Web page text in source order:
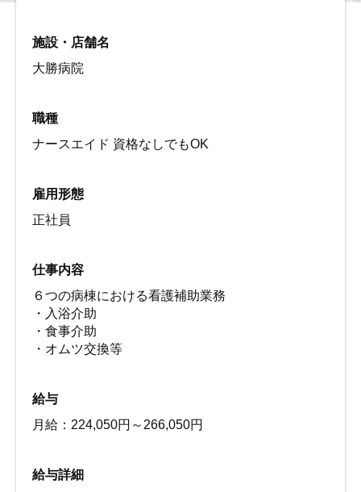
施設・店舗名
大勝病院
職種
ナースエイド 資格なしでもOK
雇用形態
正社員
仕事内容
６つの病棟における看護補助業務
・入浴介助
・食事介助
・オムツ交換等
給与
月給：224,050円～266,050円
給与詳細